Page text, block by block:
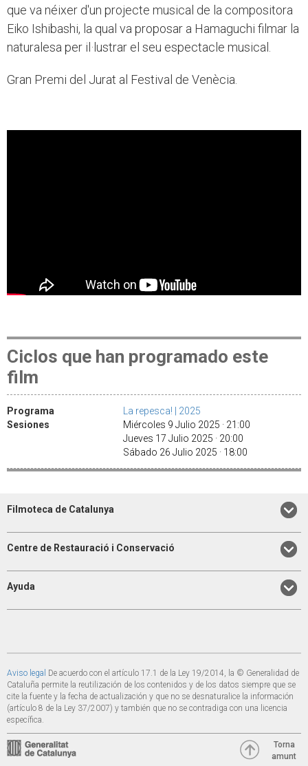
que va néixer d'un projecte musical de la compositora
Eiko Ishibashi, la qual va proposar a Hamaguchi filmar la
naturalesa per il·lustrar el seu espectacle musical.
Gran Premi del Jurat al Festival de Venècia.
Ciclos que han programado este
film
Programa
La repesca! | 2025
Sesiones
Miércoles 9 Julio 2025 · 21:00
Jueves 17 Julio 2025 · 20:00
Sábado 26 Julio 2025 · 18:00
Filmoteca de Catalunya
Centre de Restauració i Conservació
Ayuda
Aviso legal De acuerdo con el artículo 17.1 de la Ley 19/2014, la © Generalidad de
Cataluña permite la reutilización de los contenidos y de los datos siempre que se
cite la fuente y la fecha de actualización y que no se desnaturalice la información
(artículo 8 de la Ley 37/2007) y también que no se contradiga con una licencia
específica.
Torna
amunt